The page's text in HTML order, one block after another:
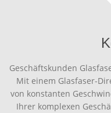
Geschäftskunden
Mit einem Glasfaser-
von konstanten
Ihrer komplexen